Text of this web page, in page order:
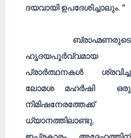
ദയവായി ഉപദേശിച്ചാലും. ”
ബ്രാഹ്മണരുടെ
ഹൃദയപൂർവ്വമായ
പ്രാർത്ഥനകൾ ശ്രവിച്ച
ലോമശ മഹർഷി ഒരു
നിമിഷനേരത്തേക്ക്
ധ്യാനത്തിലാണ്ടു.